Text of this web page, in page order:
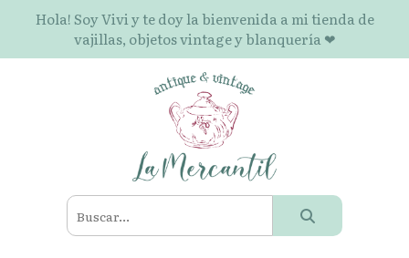
Hola! Soy Vivi y te doy la bienvenida a mi tienda de
vajillas, objetos vintage y blanquería ❤